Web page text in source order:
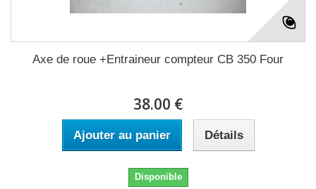
Axe de roue +Entraineur compteur CB 350 Four
38.00 €
Ajouter au panier Détails
Disponible